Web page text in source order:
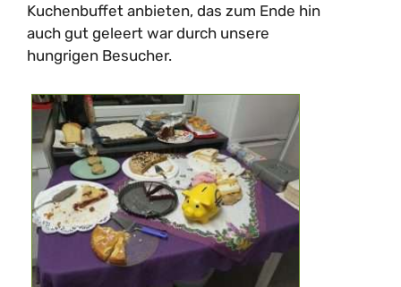
Kuchenbuffet anbieten, das zum Ende hin
auch gut geleert war durch unsere
hungrigen Besucher.